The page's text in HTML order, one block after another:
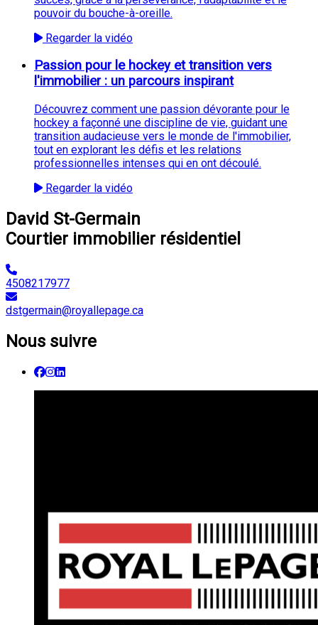
pouvoir du bouche-à-oreille.
Regarder la vidéo
Passion pour le hockey et transition vers
l'immobilier : un parcours inspirant
Découvrez comment une passion dévorante pour le
hockey a façonné une discipline de vie, guidant une
transition audacieuse vers le monde de l'immobilier,
tout en explorant les défis et les relations
professionnelles intenses qui en ont découlé.
Regarder la vidéo
David St-Germain
Courtier immobilier résidentiel
4508217977
dstgermain@royallepage.ca
Nous suivre